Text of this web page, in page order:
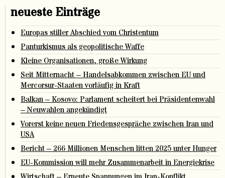
neueste Einträge
Europas stiller Abschied vom Christentum
Panturkismus als geopolitische Waffe
Kleine Organisationen, große Wirkung
Seit Mitternacht – Handelsabkommen zwischen EU und
Mercorsur-Staaten vorläufig in Kraft
Balkan – Kosovo: Parlament scheitert bei Präsidentenwahl
– Neuwahlen angekündigt
Vorerst keine neuen Friedensgespräche zwischen Iran und
USA
Bericht – 266 Millionen Menschen litten 2025 unter Hunger
EU-Kommission will mehr Zusammenarbeit in Energiekrise